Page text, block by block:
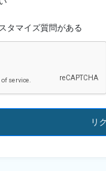
タマイズ質問がある
リ